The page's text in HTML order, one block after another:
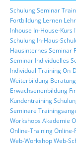
SchulungSeminar
Fortbildung Lernen
Inhouse In-House-Kurs
Schulung In-Haus-
Hausinternes Seminar
Seminar Individuelles
Individual-TrainingOn-
Weiterbildung Beratung
Erwachsenenbildung
Kundentraining
Seminare
Workshops Akademie
Online-TrainingOnline-
Web-WorkshopWeb-